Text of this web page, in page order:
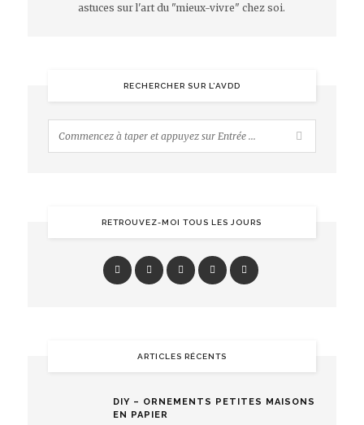
astuces sur l'art du "mieux-vivre" chez soi.
RECHERCHER SUR L’AVDD
RETROUVEZ-MOI TOUS LES JOURS
ARTICLES RÉCENTS
DIY – ORNEMENTS PETITES MAISONS
EN PAPIER